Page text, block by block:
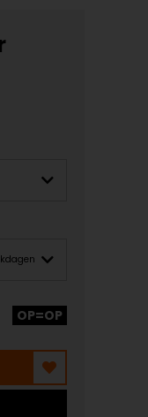
OP=OP